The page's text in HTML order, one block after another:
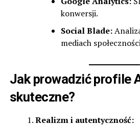
konwersji.
Social Blade:
mediach
Jak prowadzić profile
skuteczne?
Realizm i autentyczność: